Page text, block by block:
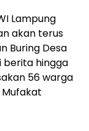
Lampung
akan terus
Buring Desa
berita hingga
56 warga